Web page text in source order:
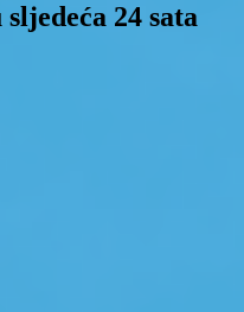
24 sata